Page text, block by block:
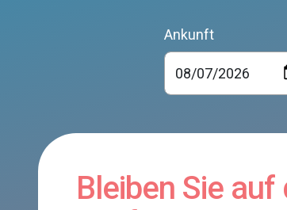
Ankunft
Bleiben Sie auf